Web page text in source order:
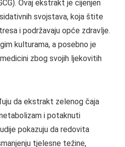
Ovaj ekstrakt je cijenjen
svojstava, koja štite
i podržavaju opće zdravlje.
kulturama, a posebno je
zbog svojih ljekovitih
da ekstrakt zelenog čaja
i potaknuti
pokazuju da redovita
tjelesne težine,